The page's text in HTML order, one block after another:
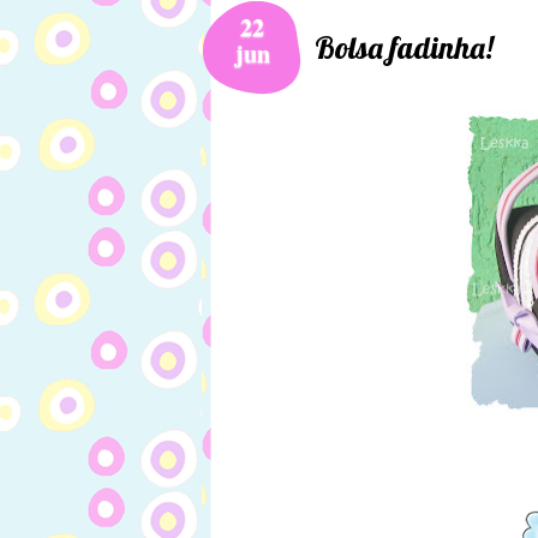
22
jun Bolsa fadinha!